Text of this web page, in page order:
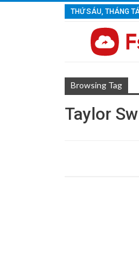
THỨ SÁU, THÁNG
Browsing Tag
Taylor